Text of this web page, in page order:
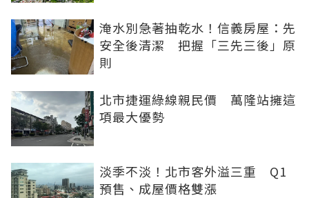
淹水別急著抽乾水！信義房屋：先
安全後清潔 把握「三先三後」原
則
北市捷運綠線親民價 萬隆站擁這
項最大優勢
淡季不淡！北市客外溢三重 Q1
預售、成屋價格雙漲